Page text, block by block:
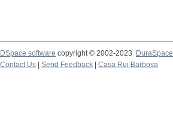
DSpace software copyright © 2002-2023
DuraSpace
Contact Us
Send Feedback Casa Rui Barbosa